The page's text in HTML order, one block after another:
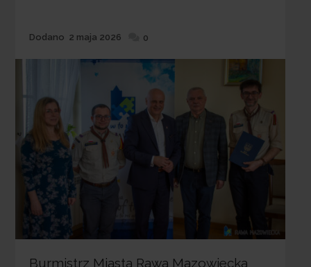
Dodane
Dodano 2 maja 2026 0
Burmistrz Miasta Rawa Mazowiecka